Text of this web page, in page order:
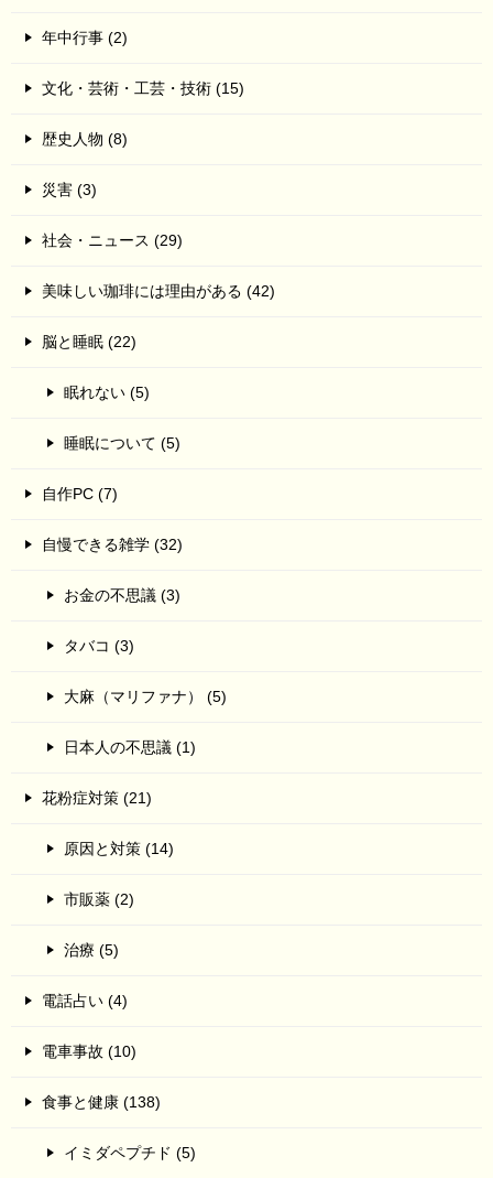
年中行事 (2)
文化・芸術・工芸・技術 (15)
歴史人物 (8)
災害 (3)
社会・ニュース (29)
美味しい珈琲には理由がある (42)
脳と睡眠 (22)
眠れない (5)
睡眠について (5)
自作PC (7)
自慢できる雑学 (32)
お金の不思議 (3)
タバコ (3)
大麻（マリファナ） (5)
日本人の不思議 (1)
花粉症対策 (21)
原因と対策 (14)
市販薬 (2)
治療 (5)
電話占い (4)
電車事故 (10)
食事と健康 (138)
イミダペプチド (5)